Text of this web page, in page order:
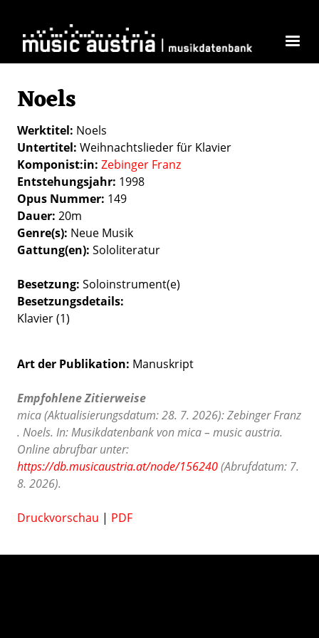
Noels
Werktitel Noels
Untertitel Weihnachtslieder für Klavier
Komponist:in Zebinger Franz
Entstehungsjahr 1998
Opus Nummer 149
Dauer 20m
Genre(s) Neue Musik
Gattung(en) Sololiteratur
Besetzung Soloinstrument(e)
Besetzungsdetails
Klavier (1)
Art der Publikation Manuskript
Empfohlene Zitierweise
mica (Aktualisierungsdatum: 28. 7. 2026): Zebinger Franz
. Noels. In: Musikdatenbank von mica – music austria.
Online abrufbar unter:
https://db.musicaustria.at/node/156240(Abrufdatum: 7.
8. 2026).
Druckvorschau | PDF